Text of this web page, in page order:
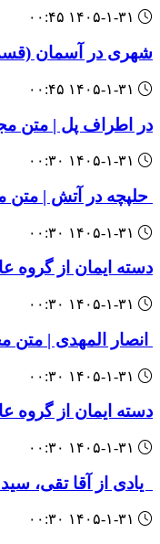
‌‌شهری در آسمان
‌‌در اطراف پل | متن
حلپچه در آتش | متن
‌‌دسته ایمان از
‌انصار المهدی |
‌‌دسته ایمان از
یادی از آقا تقی،